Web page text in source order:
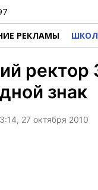
РЕКЛАМЫ
ректор
знак
27 октября 2010